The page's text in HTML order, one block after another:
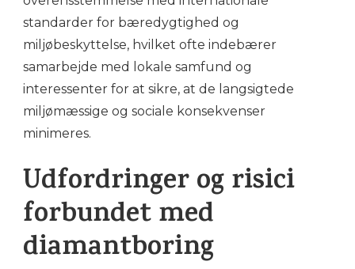
standarder for bæredygtighed og
miljøbeskyttelse, hvilket ofte indebærer
samarbejde med lokale samfund og
interessenter for at sikre, at de langsigtede
miljømæssige og sociale konsekvenser
minimeres.
Udfordringer og risici
forbundet med
diamantboring